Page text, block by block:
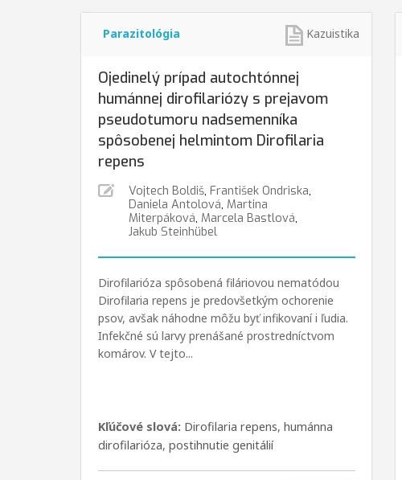
Parazitológia Kazuistika
Ojedinelý prípad autochtónnej
humánnej dirofilariózy s prejavom
pseudotumoru nadsemenníka
spôsobenej helmintom Dirofilaria
repens
Vojtech Boldiš, František Ondriska,
Daniela Antolová, Martina
Miterpáková, Marcela Bastlová,
Jakub Steinhübel
Dirofilarióza spôsobená filáriovou nematódou
Dirofilaria repens je predovšetkým ochorenie
psov, avšak náhodne môžu byť infikovaní i ľudia.
Infekčné sú larvy prenášané prostredníctvom
komárov. V tejto...
Kľúčové slová: Dirofilaria repens, humánna
dirofilarióza, postihnutie genitálií